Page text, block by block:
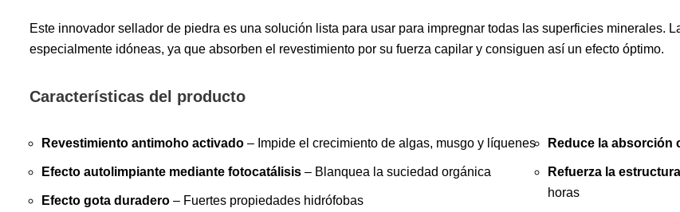
Este innovador sellador de piedra es una solución lista para usar para impregnar todas las superficies minerales.
especialmente idóneas, ya que absorben el revestimiento por su fuerza capilar y consiguen así un efecto óptimo.
Características del producto
Revestimiento antimoho activado – Impide el crecimiento de algas, musgo y líquenes
Efecto autolimpiante mediante fotocatálisis – Blanquea la suciedad orgánica
Efecto gota duradero – Fuertes propiedades hidrófobas
Reduce la absorción
Refuerza la
horas